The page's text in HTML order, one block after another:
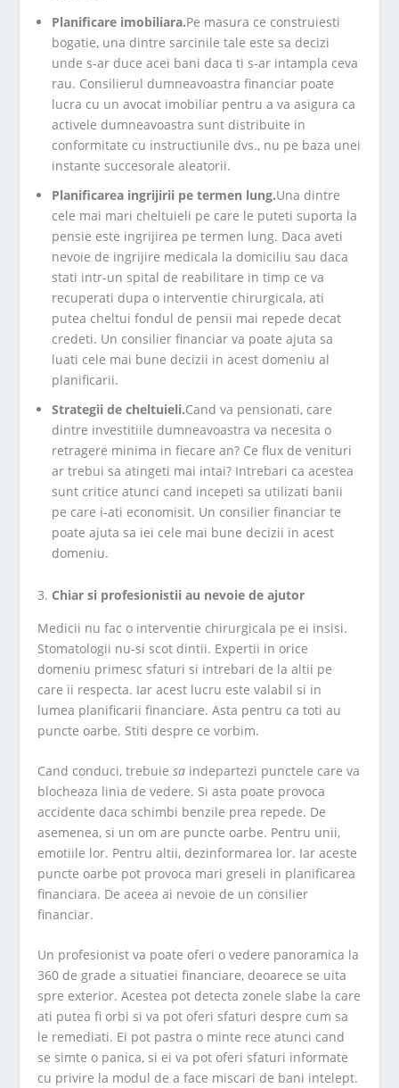
Planificare imobiliara.Pe masura ce construiesti
bogatie, una dintre sarcinile tale este sa decizi
unde s-ar duce acei bani daca ti s-ar intampla ceva
rau. Consilierul dumneavoastra financiar poate
lucra cu un avocat imobiliar pentru a va asigura ca
activele dumneavoastra sunt distribuite in
conformitate cu instructiunile dvs., nu pe baza unei
instante succesorale aleatorii.
Planificarea ingrijirii pe termen lung.Una dintre
cele mai mari cheltuieli pe care le puteti suporta la
pensie este ingrijirea pe termen lung. Daca aveti
nevoie de ingrijire medicala la domiciliu sau daca
stati intr-un spital de reabilitare in timp ce va
recuperati dupa o interventie chirurgicala, ati
putea cheltui fondul de pensii mai repede decat
credeti. Un consilier financiar va poate ajuta sa
luati cele mai bune decizii in acest domeniu al
planificarii.
Strategii de cheltuieli.Cand va pensionati, care
dintre investitiile dumneavoastra va necesita o
retragere minima in fiecare an? Ce flux de venituri
ar trebui sa atingeti mai intai? Intrebari ca acestea
sunt critice atunci cand incepeti sa utilizati banii
pe care i-ati economisit. Un consilier financiar te
poate ajuta sa iei cele mai bune decizii in acest
domeniu.
Chiar si profesionistii au nevoie de ajutor
Medicii nu fac o interventie chirurgicala pe ei insisi.
Stomatologii nu-si scot dintii. Expertii in orice
domeniu primesc sfaturi si intrebari de la altii pe
care ii respecta. Iar acest lucru este valabil si in
lumea planificarii financiare. Asta pentru ca toti au
puncte oarbe. Stiti despre ce vorbim.
Cand conduci, trebuiesa indepartezi punctele care va
blocheaza linia de vedere. Si asta poate provoca
accidente daca schimbi benzile prea repede. De
asemenea, si un om are puncte oarbe. Pentru unii,
emotiile lor. Pentru altii, dezinformarea lor. Iar aceste
puncte oarbe pot provoca mari greseli in planificarea
financiara. De aceea ai nevoie de un consilier
financiar.
Un profesionist va poate oferi o vedere panoramica la
360 de grade a situatiei financiare, deoarece se uita
spre exterior. Acestea pot detecta zonele slabe la care
ati putea fi orbi si va pot oferi sfaturi despre cum sa
le remediati. Ei pot pastra o minte rece atunci cand
se simte o panica, si ei va pot oferi sfaturi informate
cu privire la modul de a face miscari de bani intelept.